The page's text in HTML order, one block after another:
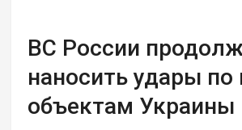
ВС России
наносить удары
объектам Украины